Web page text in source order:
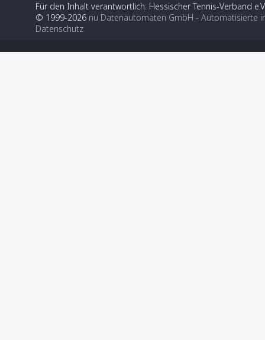
Für den Inhalt verantwortlich: Hessischer Tennis-Verband
© 1999-2026 nu Datenautomaten GmbH - Automatisierte
Datenschutz